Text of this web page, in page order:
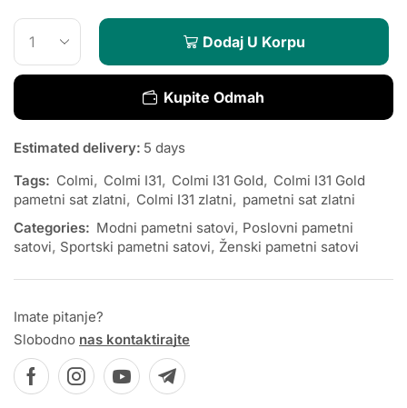
Dodaj U Korpu
Kupite Odmah
Estimated delivery: 5 days
Tags: Colmi, Colmi I31, Colmi I31 Gold, Colmi I31 Gold
pametni sat zlatni, Colmi I31 zlatni, pametni sat zlatni
Categories: Modni pametni satovi, Poslovni pametni
satovi, Sportski pametni satovi, Ženski pametni satovi
Imate pitanje?
Slobodno nas kontaktirajte